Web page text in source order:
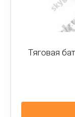
Тяговая